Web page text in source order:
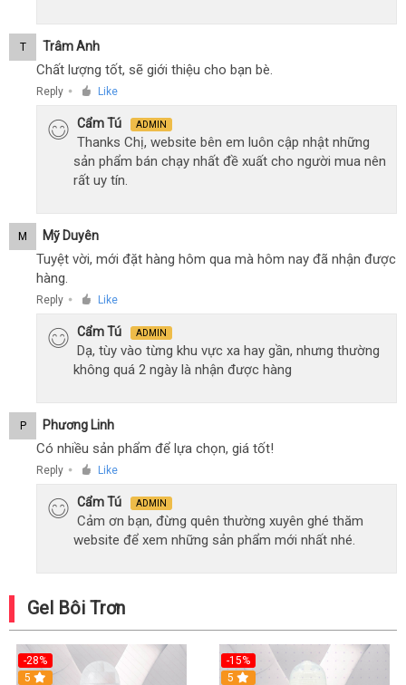
T Trâm Anh
Chất lượng tốt, sẽ giới thiệu cho bạn bè.
Reply ● Like
Cẩm Tú ADMIN
Thanks Chị, website bên em luôn cập nhật những
sản phẩm bán chạy nhất đề xuất cho người mua nên
rất uy tín.
M Mỹ Duyên
Tuyệt vời, mới đặt hàng hôm qua mà hôm nay đã nhận được
hàng.
Reply ● Like
Cẩm Tú ADMIN
Dạ, tùy vào từng khu vực xa hay gần, nhưng thường
không quá 2 ngày là nhận được hàng
P Phương Linh
Có nhiều sản phẩm để lựa chọn, giá tốt!
Reply ● Like
Cẩm Tú ADMIN
Cảm ơn bạn, đừng quên thường xuyên ghé thăm
website để xem những sản phẩm mới nhất nhé.
Gel Bôi Trơn
-28%
Hot
5
-15%
Hot
5